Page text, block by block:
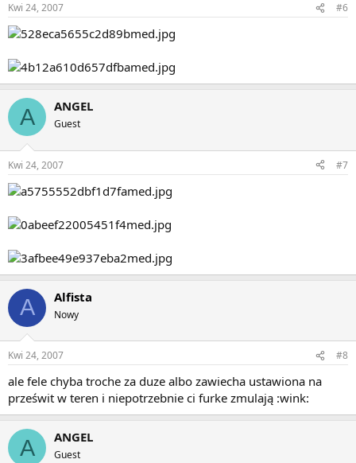
Kwi 24, 2007 #6
A ANGEL
Guest
Kwi 24, 2007 #7
A Alfista
Nowy
Kwi 24, 2007 #8
ale fele chyba troche za duze albo zawiecha ustawiona na
prześwit w teren i niepotrzebnie ci furke zmulają :wink:
A ANGEL
Guest